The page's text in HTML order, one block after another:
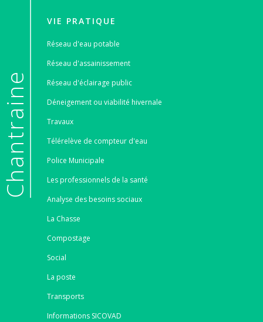
e
VIE PRATIQUE
Réseau d'eau potable
Réseau d'assainissement
Réseau d'éclairage public
Déneigement ou viabilité hivernale
Travaux
Télérelève de compteur d'eau
Police Municipale
Les professionnels de la santé
Analyse des besoins sociaux
La Chasse
Compostage
Social
La poste
Transports
Informations SICOVAD